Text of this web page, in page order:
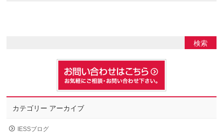
カテゴリー アーカイブ
IESSブログ